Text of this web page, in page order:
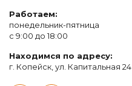
Работаем:
понедельник-пятница
с 9:00 до 18:00
Находимся по адресу:
г. Копейск, ул. Капитальная 24